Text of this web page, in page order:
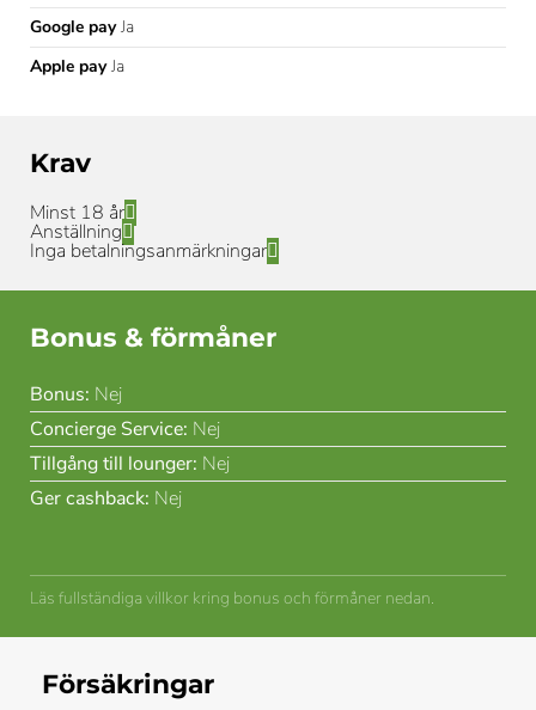
Google payJa
Apple payJa
Krav
Minst 18 år
Anställning
Inga betalningsanmärkningar
Bonus & förmåner
Bonus: Nej
Concierge Service: Nej
Tillgång till lounger: Nej
Ger cashback: Nej
Läs fullständiga villkor kring bonus och förmåner nedan.
Försäkringar